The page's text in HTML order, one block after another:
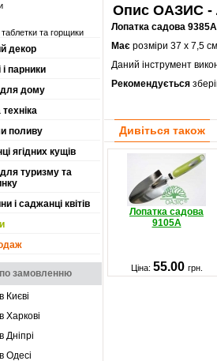
та горщики
декор
і парники
дому
поливу
ягідних кущів
туризму та
і саджанці квітів
по замовленню
Києві
Харкові
Дніпрі
Одесі
Опис ОАЗИС -
Лопатка садова 9385A
Має розміри 37 х 7,5
Даний інструмент
Рекомендується
Дивіться також
Лопатка садова
9105А
Ціна: 55.00 грн.